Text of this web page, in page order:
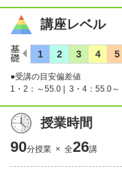
講座レベル
●受講の目安偏差値
1・2：～55.0 |
3・4：55.0～ |
授業時間
90分授業 × 全26講